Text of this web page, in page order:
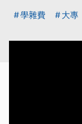
學雜費 大專